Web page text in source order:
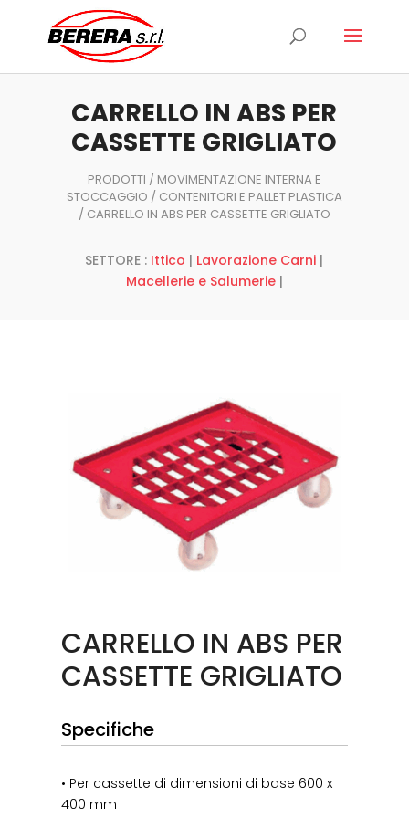
prodotti
CARRELLO IN ABS PER
CASSETTE GRIGLIATO
PRODOTTI / MOVIMENTAZIONE INTERNA E
STOCCAGGIO / CONTENITORI E PALLET PLASTICA
/ CARRELLO IN ABS PER CASSETTE GRIGLIATO
SETTORE : Ittico | Lavorazione Carni |
Macellerie e Salumerie|
CARRELLO IN ABS PER
CASSETTE GRIGLIATO
Specifiche
• Per cassette di dimensioni di base 600 x
400 mm